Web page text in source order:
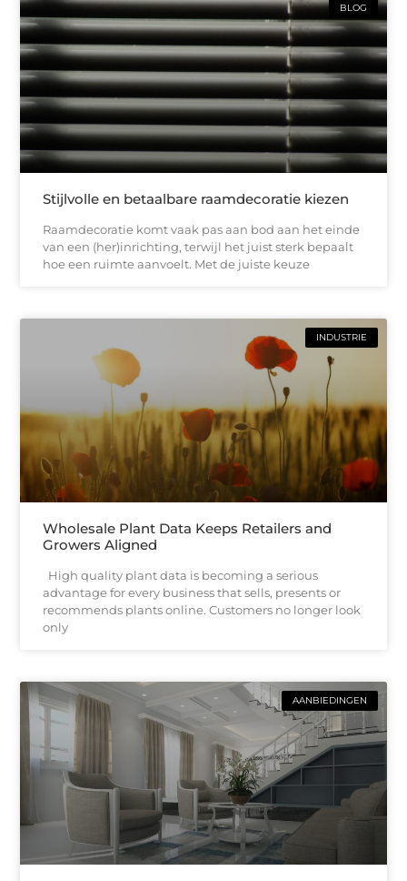
BLOG
Stijlvolle en betaalbare raamdecoratie kiezen
Raamdecoratie komt vaak pas aan bod aan het einde
van een (her)inrichting, terwijl het juist sterk bepaalt
hoe een ruimte aanvoelt. Met de juiste keuze
INDUSTRIE
Wholesale Plant Data Keeps Retailers and
Growers Aligned
High quality plant data is becoming a serious
advantage for every business that sells, presents or
recommends plants online. Customers no longer look
only
AANBIEDINGEN